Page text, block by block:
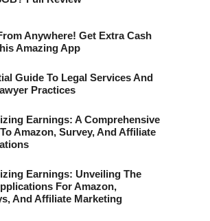
Anywhere! Get Extra Cash
Amazing App
Guide To Legal Services And
Practices
Earnings: A Comprehensive
Amazon, Survey, And Affiliate
Earnings: Unveiling The
For Amazon,
And Affiliate Marketing